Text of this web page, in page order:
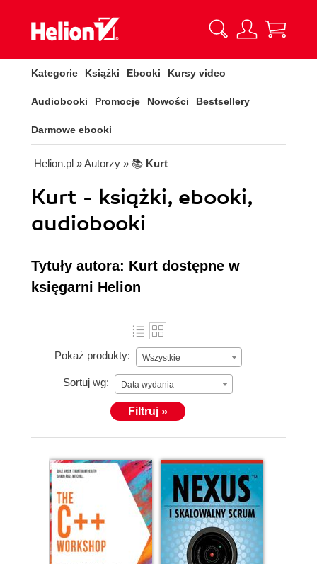
Kategorie Książki Ebooki Kursy video
Audiobooki Promocje Nowości Bestsellery
Darmowe ebooki
Helion.pl » Autorzy » 📚 Kurt
Kurt - książki, ebooki,
audiobooki
Tytuły autora: Kurt dostępne w
księgarni Helion
Pokaż produkty: Wszystkie
Sortuj wg: Data wydania
Filtruj »